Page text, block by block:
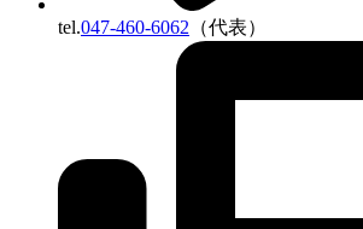
tel.047-460-6062 （代表）